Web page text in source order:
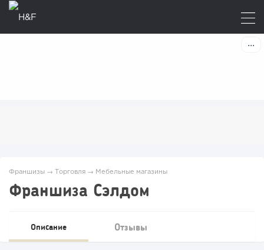
Франшизы → Торговля → Мебельные магазины
Франшиза ​​Сэлдом
Описание Отзывы